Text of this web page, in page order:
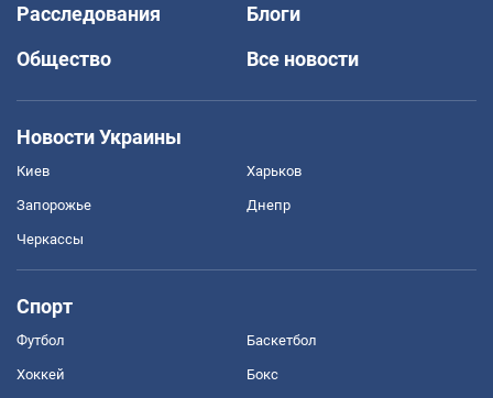
Расследования
Блоги
Общество
Все новости
Новости Украины
Киев Харьков
Запорожье Днепр
Черкассы
Спорт
Футбол Баскетбол
Хоккей Бокс